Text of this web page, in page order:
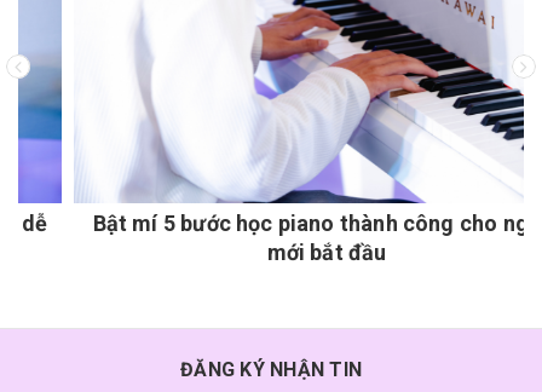
Bật mí 5 bước học piano thành công cho người
mới bắt đầu
ĐĂNG KÝ NHẬN TIN